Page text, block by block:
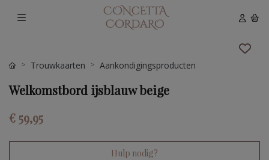
Trouwkaarten Aankondigingsproducten
Welkomstbord ijsblauw beige
€ 59,95
Hulp nodig?